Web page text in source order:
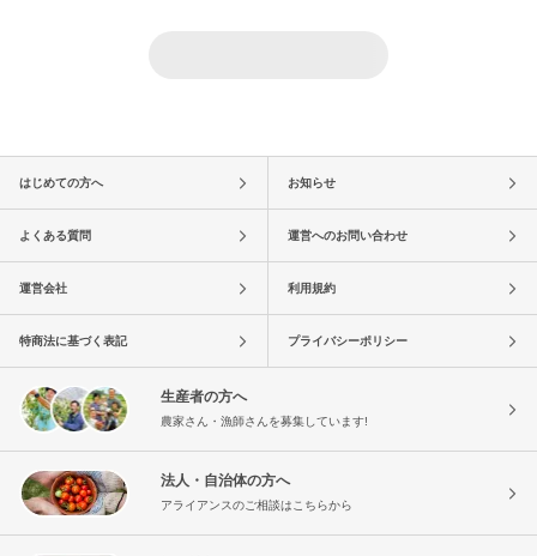
はじめての方へ お知らせ
よくある質問 運営へのお問い合わせ
運営会社 利用規約
特商法に基づく表記 プライバシーポリシー
生産者の方へ
農家さん・漁師さんを募集しています!
法人・自治体の方へ
アライアンスのご相談はこちらから